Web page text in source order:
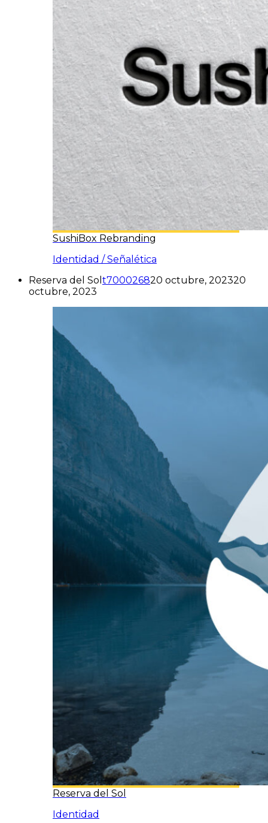
SushiBox Rebranding
Identidad / Señalética
Reserva del Sol t700026820 octubre, 202320
octubre, 2023
Reserva del Sol
Identidad